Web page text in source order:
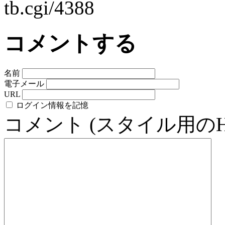
tb.cgi/4388
コメントする
名前
電子メール
URL
ログイン情報を記憶
コメント (スタイル用